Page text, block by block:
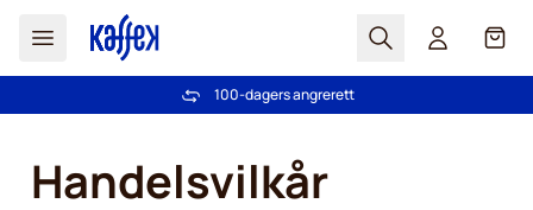
Søk Cart
Gratis frakt over kr 599
PrisGaranti - Alltid gode priser
100-dagers angrerett
Vi har flere enn 2.000.000 trofaste kunder
Handelsvilkår